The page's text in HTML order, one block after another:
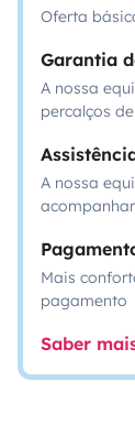
Oferta
Garantia
A nossa
percalços
A nossa
acompanhar
Mais
pagamento
Saber